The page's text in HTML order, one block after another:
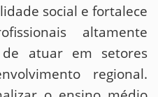
social e fortalece
altamente
de atuar em setores
regional.